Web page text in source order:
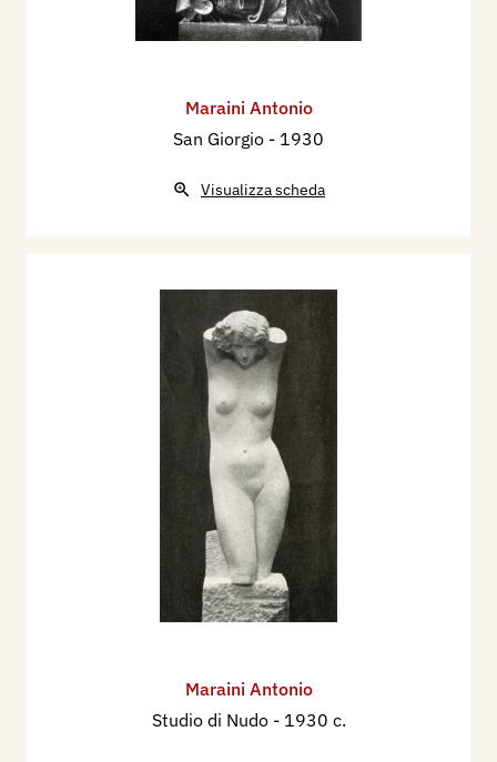
Maraini Antonio
San Giorgio - 1930
Visualizza scheda
Maraini Antonio
Studio di Nudo - 1930 c.